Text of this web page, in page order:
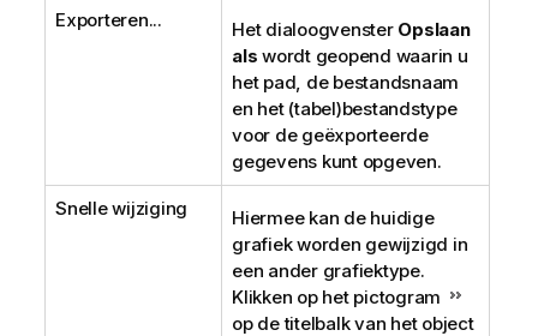
Exporteren... Het dialoogvenster Opslaan
als wordt geopend waarin u
het pad, de bestandsnaam
en het (tabel)bestandstype
voor de geëxporteerde
gegevens kunt opgeven.
Snelle wijziging
Hiermee kan de huidige
grafiek worden gewijzigd in
een ander grafiektype.
Klikken op het pictogram
op de titelbalk van het object